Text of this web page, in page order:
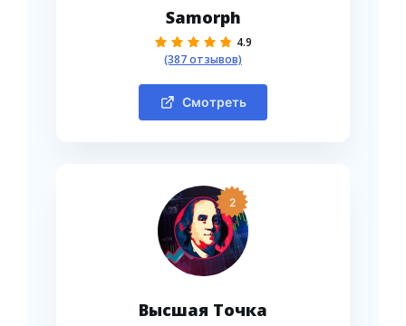
Samorph
4.9
(387 отзывов)
Смотреть
2
Высшая Точка